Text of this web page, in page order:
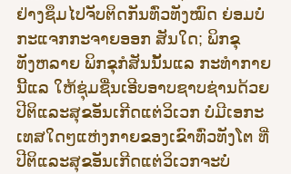
ຢ່າງຊຶມໄປຈັບຕິດກັນທົ່ວທັງໝົດ ຍ່ອມບໍ່
ກະແຈກກະຈາຍອອກ ສັນໃດ; ພິກຂຸ
ທັງຫລາຍ ພິກຂຸກໍສັນນັ້ນແລ ກະທຳກາຍ
ນີ້ແລ ໃຫ້ຊຸ່ມຊື່ນເອີບອາບຊາບຊ່ານດ້ວຍ
ປີຕິແລະສຸຂອັນເກີດແຕ່ວິເວກ ບໍ່ມີເອກະ
ເທສໃດໆແຫ່ງກາຍຂອງເຂົາທົ່ວທັງໂຕ ທີ່
ປີຕິແລະສຸຂອັນເກີດແຕ່ວິເວກຈະບໍ່